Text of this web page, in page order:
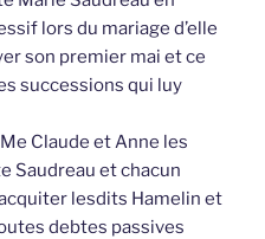
lors du mariage d’elle
son premier mai et ce
successions qui luy
Claude et Anne les
Saudreau et chacun
lesdits Hamelin et
debtes passives